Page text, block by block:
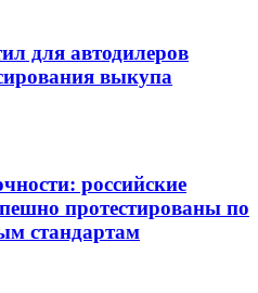
для автодилеров
выкупа
российские
протестированы по
стандартам